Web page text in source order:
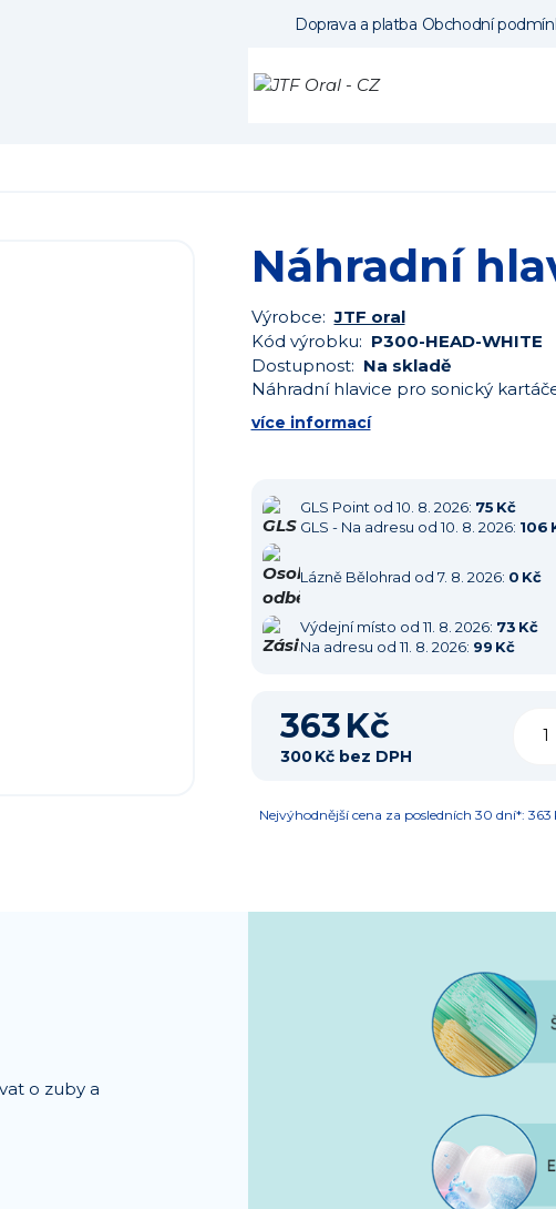
Doprava a platba Obchodní
Náhradní
Výrobce:JTF oral
Kód výrobku: P300-HEAD-WHITE
Dostupnost: Na skladě
Náhradní hlavice pro sonický
více informací
GLS Point od 10. 8. 2026: 75 Kč
GLS - Na adresu od 10. 8. 2026: 106
Lázně Bělohrad od 7. 8. 2026: 0 Kč
Výdejní místo od 11. 8. 2026: 73 Kč
Na adresu od 11. 8. 2026: 99 Kč
363 Kč
300 Kč bez DPH
Nejvýhodnější cena za posledních 30 dní*: 363
o zuby a